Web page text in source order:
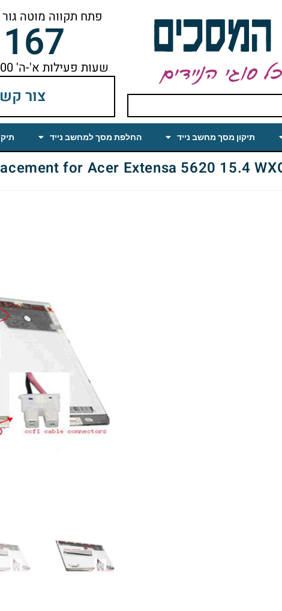
פתח תקווה מוטה גור 5 קומה ראשונה ימינה מהמעלית עד
שעות פעילות א'-ה' 10.00 עד 18.00 הפסקת צהריים 14.00-15.00
צור
תיקון מסך מחשב נייד החלפת מסך למחשב נייד